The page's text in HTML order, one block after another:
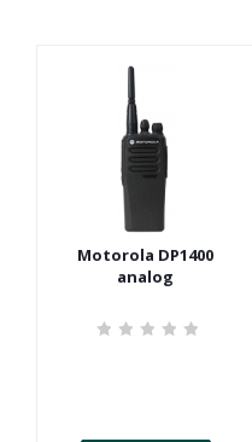
Motorola DP1400
analog